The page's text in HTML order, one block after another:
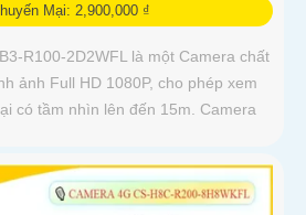
Mại: 2,900,000 ₫
R100-2D2WFL là một Camera chất
ảnh Full HD 1080P, cho phép xem
có tầm nhìn lên đến 15m. Camera